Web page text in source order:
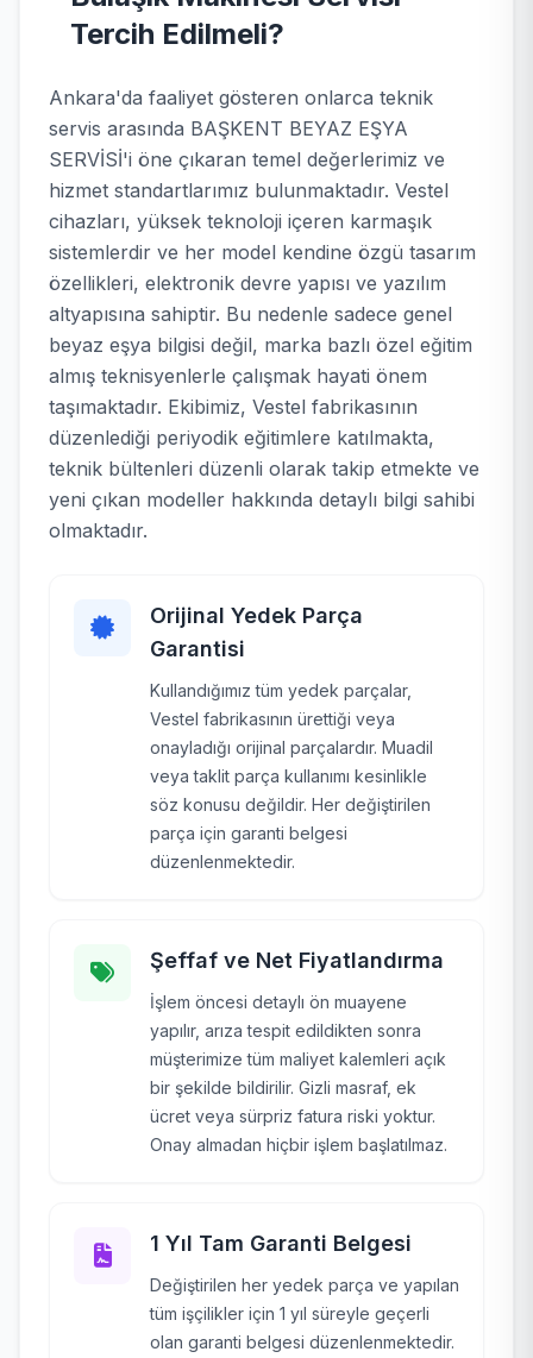
Tercih Edilmeli?
Ankara'da faaliyet gösteren onlarca teknik
servis arasında BAŞKENT BEYAZ EŞYA
SERVİSİ'i öne çıkaran temel değerlerimiz ve
hizmet standartlarımız bulunmaktadır. Vestel
cihazları, yüksek teknoloji içeren karmaşık
sistemlerdir ve her model kendine özgü tasarım
özellikleri, elektronik devre yapısı ve yazılım
altyapısına sahiptir. Bu nedenle sadece genel
beyaz eşya bilgisi değil, marka bazlı özel eğitim
almış teknisyenlerle çalışmak hayati önem
taşımaktadır. Ekibimiz, Vestel fabrikasının
düzenlediği periyodik eğitimlere katılmakta,
teknik bültenleri düzenli olarak takip etmekte ve
yeni çıkan modeller hakkında detaylı bilgi sahibi
olmaktadır.
Orijinal Yedek Parça
Garantisi
Kullandığımız tüm yedek parçalar,
Vestel fabrikasının ürettiği veya
onayladığı orijinal parçalardır. Muadil
veya taklit parça kullanımı kesinlikle
söz konusu değildir. Her değiştirilen
parça için garanti belgesi
düzenlenmektedir.
Şeffaf ve Net Fiyatlandırma
İşlem öncesi detaylı ön muayene
yapılır, arıza tespit edildikten sonra
müşterimize tüm maliyet kalemleri açık
bir şekilde bildirilir. Gizli masraf, ek
ücret veya sürpriz fatura riski yoktur.
Onay almadan hiçbir işlem başlatılmaz.
1 Yıl Tam Garanti Belgesi
Değiştirilen her yedek parça ve yapılan
tüm işçilikler için 1 yıl süreyle geçerli
olan garanti belgesi düzenlenmektedir.